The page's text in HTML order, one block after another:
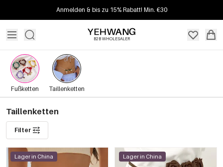
Anmelden & bis zu 15% Rabatt! Min. €30
B2B WHOLESALER
Fußketten Taillenketten
Taillenketten
Filter
Lager in China Lager in China